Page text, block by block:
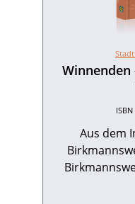
Aus dem